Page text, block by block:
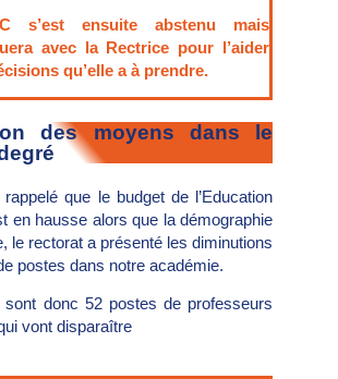
s’est ensuite abstenu mais
avec la Rectrice pour l’aider
qu’elle a à prendre.
des moyens dans le
que le budget de l’Education
en hausse alors que la démographie
le rectorat a présenté les diminutions
postes dans notre académie.
donc 52 postes de professeurs
vont disparaître